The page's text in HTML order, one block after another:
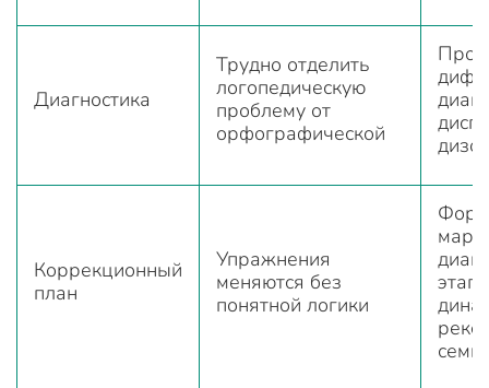
Диагностика
Трудно отделить
логопедическую
проблему от
орфографической
Коррекционный
план
Упражнения
меняются без
понятной логики